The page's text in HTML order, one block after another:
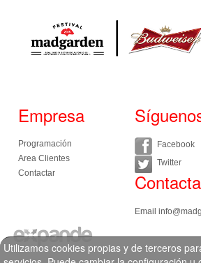
Empresa
Programación
Area Clientes
Contactar
Facebook
Twitter
Email
Utilizamos cookies propias y de terceros